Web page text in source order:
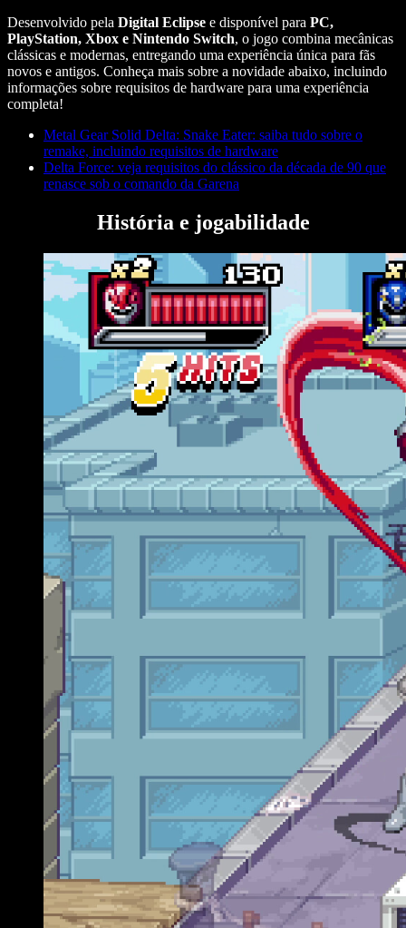
Desenvolvido pela Digital Eclipse e disponível para PC,
PlayStation, Xbox e Nintendo Switch, o jogo combina mecânicas
clássicas e modernas, entregando uma experiência única para fãs
novos e antigos. Conheça mais sobre a novidade abaixo, incluindo
informações sobre requisitos de hardware para uma experiência
completa!
Metal Gear Solid Delta: Snake Eater: saiba tudo sobre o
remake, incluindo requisitos de hardware
Delta Force: veja requisitos do clássico da década de 90 que
renasce sob o comando da Garena
História e jogabilidade